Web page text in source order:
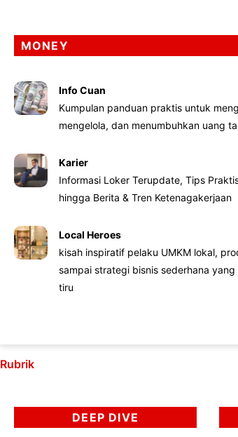
MONEY
Info Cuan
Kumpulan panduan praktis untuk
mengelola, dan menumbuhkan uang
Karier
Informasi Loker Terupdate, Tips
hingga Berita & Tren Ketenagakerjaan
Local Heroes
kisah inspiratif pelaku UMKM lokal,
sampai strategi bisnis sederhana yang
tiru
Rubrik
DEEP DIVE